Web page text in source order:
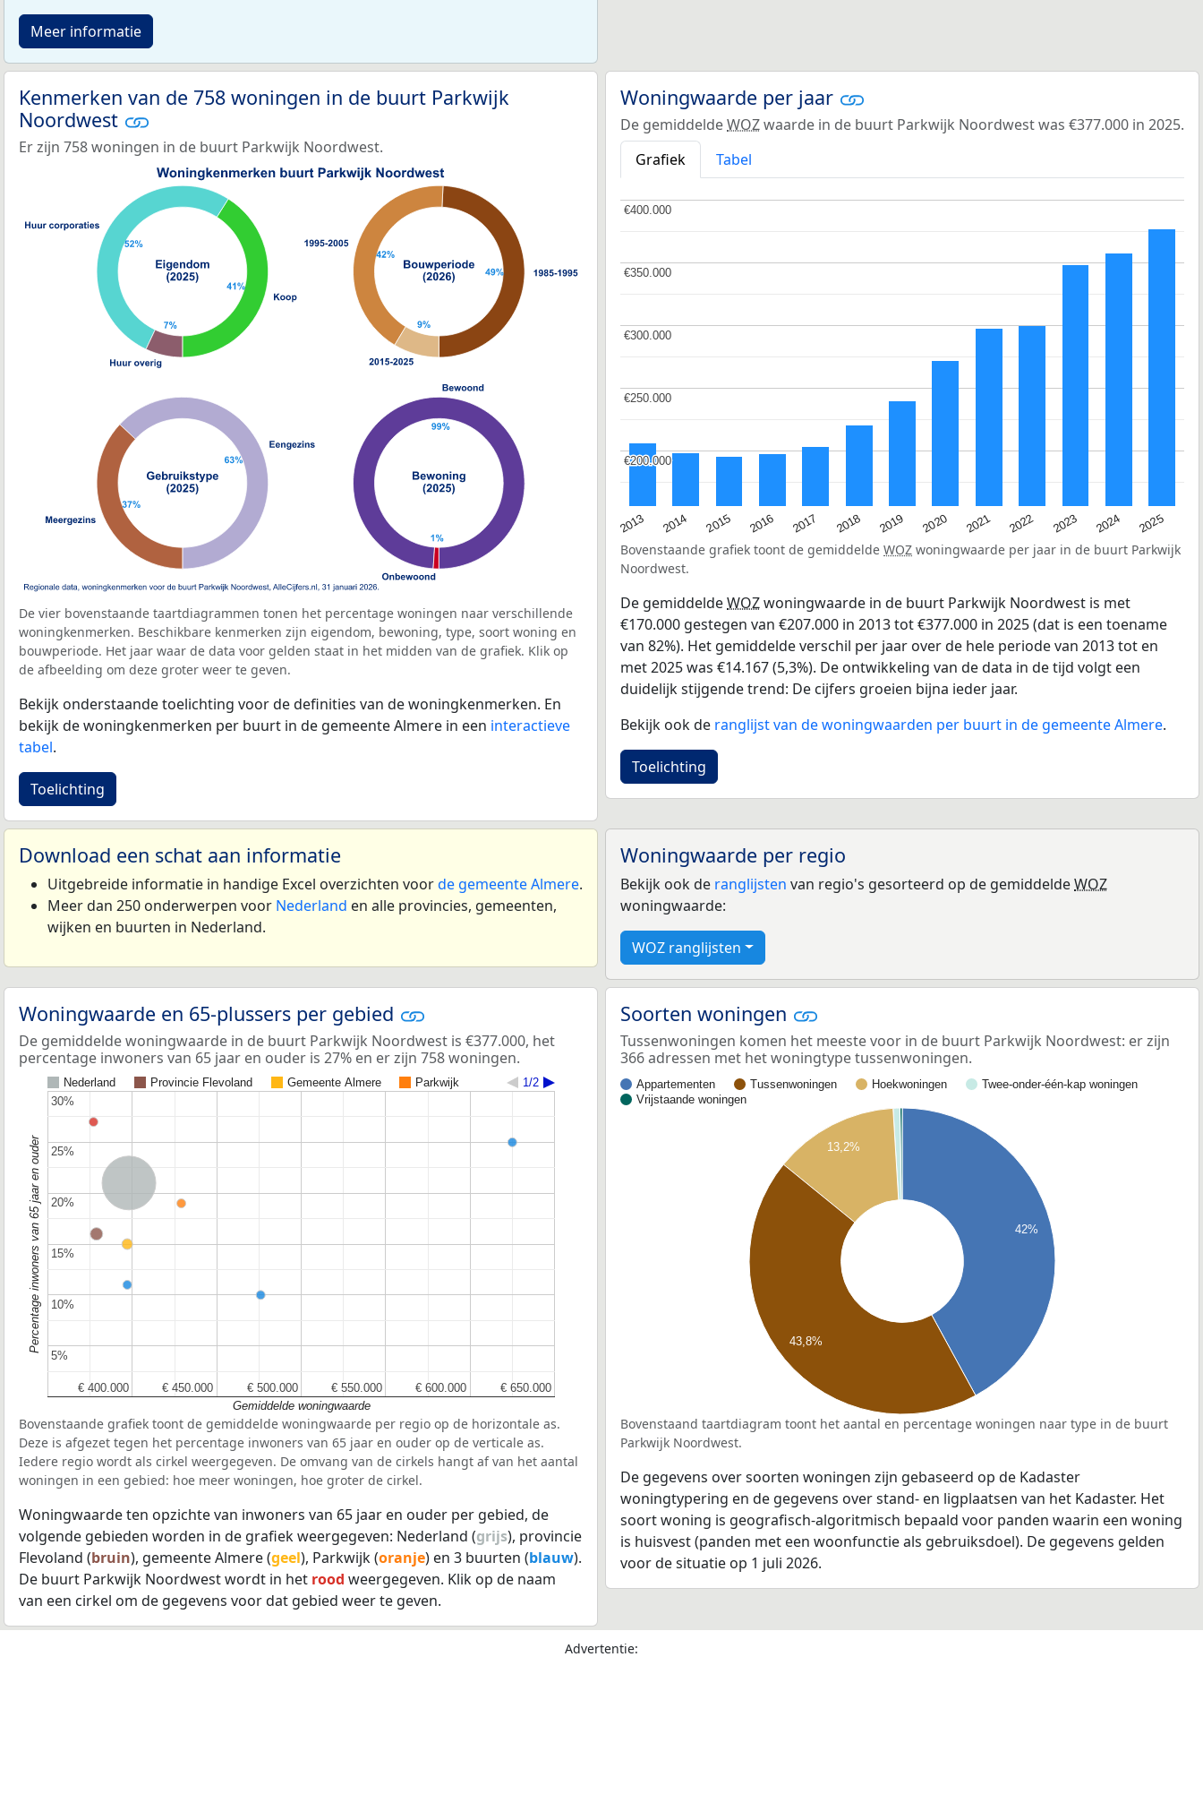
Meer informatie
Kenmerken van de 758 woningen in de buurt Parkwijk
Noordwest
Er zijn 758 woningen in de buurt Parkwijk Noordwest.
De vier bovenstaande taartdiagrammen tonen het percentage woningen naar verschillende
woningkenmerken. Beschikbare kenmerken zijn eigendom, bewoning, type, soort woning en
bouwperiode. Het jaar waar de data voor gelden staat in het midden van de grafiek. Klik op
de afbeelding om deze groter weer te geven.
Bekijk onderstaande toelichting voor de definities van de woningkenmerken. En
bekijk de woningkenmerken per buurt in de gemeente Almere in een interactieve
tabel.
Toelichting
Woningwaarde per jaar
De gemiddeldeWOZwaarde in de buurt Parkwijk Noordwest was €377.000 in 2025.
Grafiek
Tabel
2013 2014 2015 2016 2017 2018 2019 2020 2021 2022 2023 2024 2025
€200.000
€200.000
€250.000
€250.000
€300.000
€300.000
€350.000
€350.000
€400.000
€400.000
Bovenstaande grafiek toont de gemiddelde WOZ woningwaarde per jaar in de buurt Parkwijk
Noordwest.
De gemiddeldeWOZwoningwaarde in de buurt Parkwijk Noordwest is met
€170.000 gestegen van €207.000 in 2013 tot €377.000 in 2025 (dat is een toename
van 82%). Het gemiddelde verschil per jaar over de hele periode van 2013 tot en
met 2025 was €14.167 (5,3%). De ontwikkeling van de data in de tijd volgt een
duidelijk stijgende trend: De cijfers groeien bijna ieder jaar.
Bekijk ook de ranglijst van de woningwaarden per buurt in de gemeente Almere.
Toelichting
Download een schat aan informatie
Uitgebreide informatie in handige Excel overzichten voorde gemeente Almere.
Meer dan 250 onderwerpen voor Nederland en alle provincies, gemeenten,
wijken en buurten in Nederland.
Woningwaarde per regio
Bekijk ook de ranglijsten van regio's gesorteerd op de gemiddeldeWOZ
woningwaarde:
WOZ ranglijsten
Woningwaarde en 65-plussers per gebied
De gemiddelde woningwaarde in de buurt Parkwijk Noordwest is €377.000, het
percentage inwoners van 65 jaar en ouder is 27% en er zijn 758 woningen.
Nederland Provincie Flevoland Gemeente Almere Parkwijk 1/2
€ 400.000
€ 400.000 € 450.000
€ 450.000 € 500.000
€ 500.000 € 550.000
€ 550.000 € 600.000
€ 600.000 € 650.000
€ 650.000
5%
5%
10%
10%
15%
15%
20%
20%
25%
25%
30%
30%
Gemiddelde woningwaarde
Percentage inwoners van 65 jaar en ouder
Bovenstaande grafiek toont de gemiddelde woningwaarde per regio op de horizontale as.
Deze is afgezet tegen het percentage inwoners van 65 jaar en ouder op de verticale as.
Iedere regio wordt als cirkel weergegeven. De omvang van de cirkels hangt af van het aantal
woningen in een gebied: hoe meer woningen, hoe groter de cirkel.
Woningwaarde ten opzichte van inwoners van 65 jaar en ouder per gebied, de
volgende gebieden worden in de grafiek weergegeven: Nederland (grijs), provincie
Flevoland (bruin), gemeente Almere (geel), Parkwijk (oranje) en 3 buurten (blauw).
De buurt Parkwijk Noordwest wordt in het rood weergegeven. Klik op de naam
van een cirkel om de gegevens voor dat gebied weer te geven.
Soorten woningen
Tussenwoningen komen het meeste voor in de buurt Parkwijk Noordwest: er zijn
366 adressen met het woningtype tussenwoningen.
Appartementen Tussenwoningen Hoekwoningen
Twee-onder-één-kap woningen
Vrijstaande woningen
42%
13,2%
43,8%
Bovenstaand taartdiagram toont het aantal en percentage woningen naar type in de buurt
Parkwijk Noordwest.
De gegevens over soorten woningen zijn gebaseerd op de Kadaster
woningtypering en de gegevens over stand- en ligplaatsen van het Kadaster. Het
soort woning is geografisch-algoritmisch bepaald voor panden waarin een woning
is huisvest (panden met een woonfunctie als gebruiksdoel). De gegevens gelden
voor de situatie op 1 juli 2026.
Advertentie: